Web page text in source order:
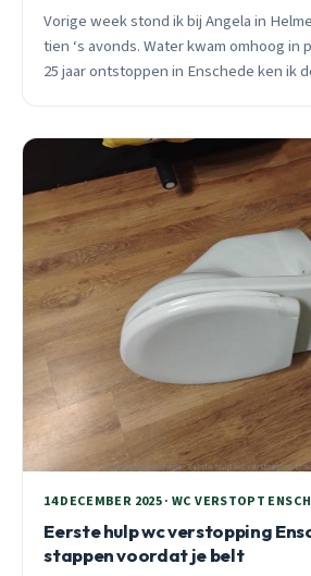
Vorige week stond ik bij Angela in
tien ‘s avonds. Water kwam omhoog in
25 jaar ontstoppen in Enschede ken ik
14 DECEMBER 2025 · WC VERSTOPT
Eerste hulp wc verstopping
stappen voordat je belt